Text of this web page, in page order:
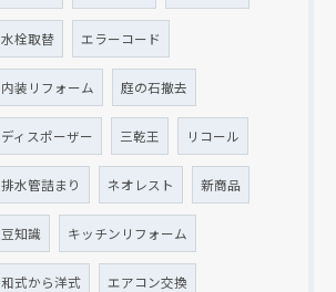
水栓取替 エラーコード
内装リフォーム 庭の石撤去
ディスポーザー 三乾王 リコール
排水管詰まり ネオレスト 新商品
豆知識 キッチンリフォーム
和式から洋式 エアコン交換